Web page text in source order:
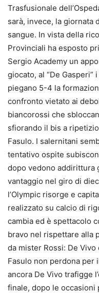
Trasfusionale
sarà, invece, la giornata
sangue. In vista della
Provinciali ha esposto
Sergio Academy un
giocato, al “De
piegano 5-4 la
confronto vietato ai
biancorossi che
sfiorando il bis a
Fasulo. I salernitani
tentativo ospite
dopo vedono addirittura
vantaggio nel giro di
l’Olympic risorge e
realizzato su calcio di
cambia ed è spettacolo
bravo nel rispettare alla
da mister Rossi: De
Fasulo non perdona per
ancora De Vivo trafigge
finale, dopo le occasioni